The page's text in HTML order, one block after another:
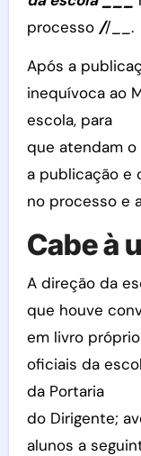
processo //
.
Após a
inequívoca ao
escola, para
que atendam
a publicação e
no processo e
Cabe à
A direção da
que houve
em livro
oficiais da
da Portaria
do Dirigente;
alunos a